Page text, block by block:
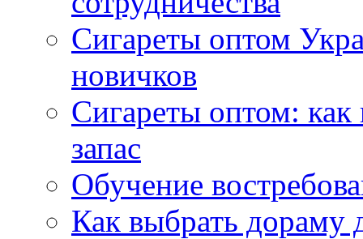
Сигареты оптом
новичков
Сигареты оптом:
запас
Обучение
Как выбрать дораму